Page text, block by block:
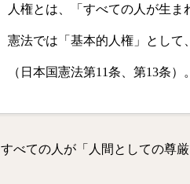
人権とは、「すべての人が生ま
憲法では「基本的人権」として
（日本国憲法第11条、第13条）。
すべての人が「人間としての尊